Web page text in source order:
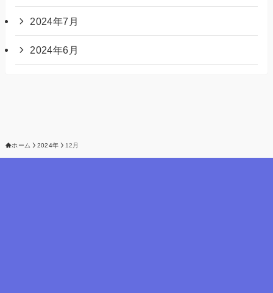
2024年7月
2024年6月
ホーム 2024年 12月